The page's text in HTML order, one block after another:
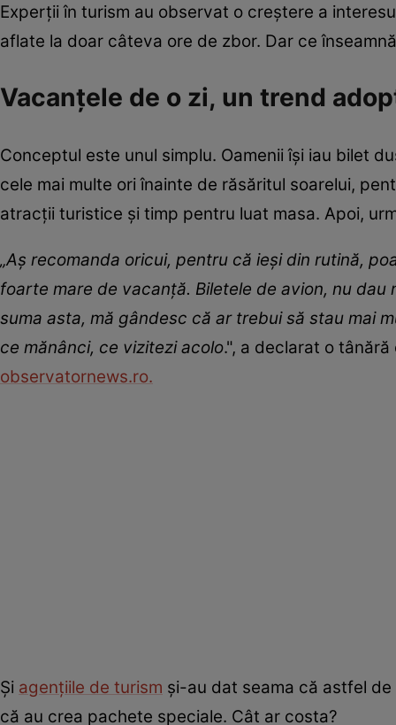
Experții în turism au observat o creștere a
aflate la doar câteva ore de zbor. Dar ce
Vacanțele de o zi, un trend
Conceptul este unul simplu. Oamenii își iau bilet
cele mai multe ori înainte de răsăritul soarelui,
atracții turistice și timp pentru luat masa. Apoi,
„Aş recomanda oricui, pentru că ieşi din rutină,
foarte mare de vacanţă. Biletele de avion, nu
suma asta, mă gândesc că ar trebui să stau mai
ce mănânci, ce vizitezi acolo.", a declarat o
observatornews.ro.
Și agențiile de turism și-au dat seama că astfel
că au crea pachete speciale. Cât ar costa?